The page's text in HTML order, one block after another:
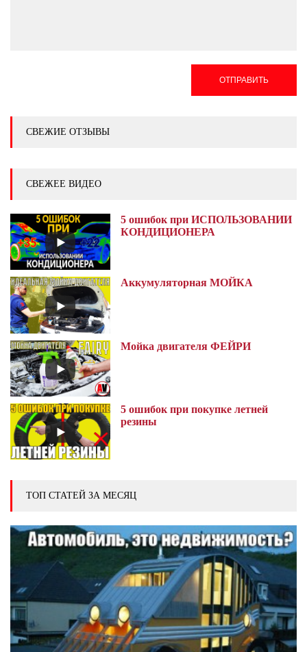
ОТПРАВИТЬ
СВЕЖИЕ ОТЗЫВЫ
СВЕЖЕЕ ВИДЕО
5 ошибок при ИСПОЛЬЗОВАНИИ
КОНДИЦИОНЕРА
Аккумуляторная МОЙКА
Мойка двигателя ФЕЙРИ
5 ошибок при покупке летней
резины
ТОП СТАТЕЙ ЗА МЕСЯЦ